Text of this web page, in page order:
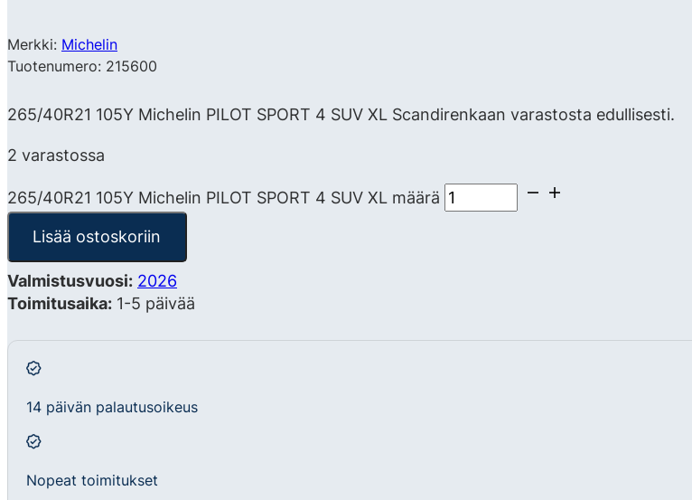
Merkki: Michelin
Tuotenumero: 215600
265/40R21 105Y Michelin PILOT SPORT 4 SUV XL Scandirenkaan varastosta edullisesti.
2 varastossa
265/40R21 105Y Michelin PILOT SPORT 4 SUV XL määrä
Lisää ostoskoriin
Valmistusvuosi: 2026
Toimitusaika: 1-5 päivää
14 päivän palautusoikeus
Nopeat toimitukset